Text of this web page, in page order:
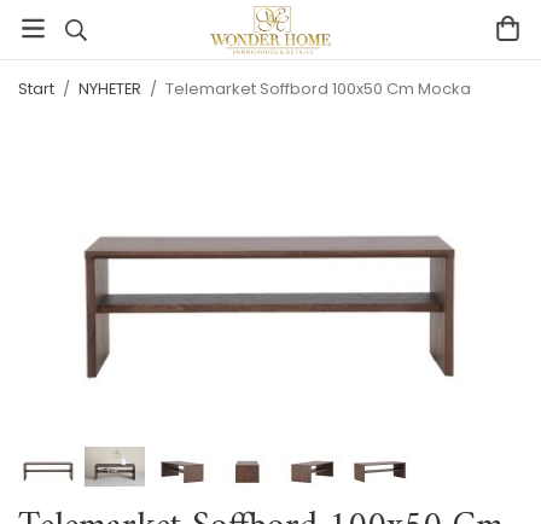
Start / NYHETER / Telemarket Soffbord 100x50 Cm Mocka